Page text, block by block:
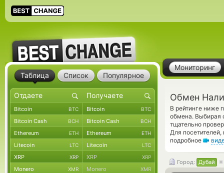
Мониторинг
Обмен
В рейтинге ниже
обмена. Выбирая
тщательно
Для
подробное
Город: Дубай
Таблица Список Популярное
Bitcoin BTC Bitcoin BTC
Bitcoin Cash BCH Bitcoin Cash BCH
Ethereum ETH Ethereum ETH
Litecoin LTC Litecoin LTC
XRP XRP XRP XRP
Monero XMR Monero XMR